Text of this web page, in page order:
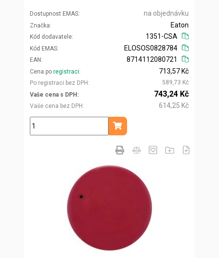
Dostupnost EMAS na objednávku
Značka
Kód dodavatele
Eaton
1351-CSA
Kód EMAS
EAN
ELOSOS0828784
8714112080721
Cena po registraci
Po registraci bez DPH
713,57 Kč
589,73 Kč
Vaše cena s DPH
Vaše cena bez DPH
743,24 Kč
614,25 Kč
ks
Přidat do košíku